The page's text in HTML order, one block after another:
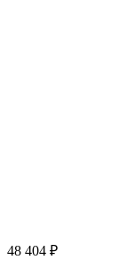
48 404 ₽